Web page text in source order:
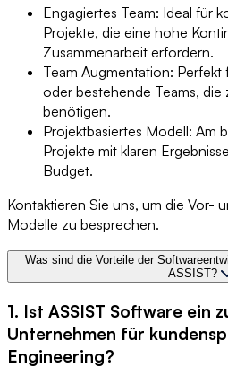
Engagiertes Team: Ideal für
Projekte, die eine hohe
Zusammenarbeit erfordern.
Team Augmentation: Perfekt
oder bestehende Teams, die
benötigen.
Projektbasiertes Modell: Am
Projekte mit klaren
Budget.
Kontaktieren Sie uns, um die Vor-
Modelle zu besprechen.
Was sind die Vorteile der
ASSIST?
1. Ist ASSIST Software ein
Unternehmen für
Engineering?